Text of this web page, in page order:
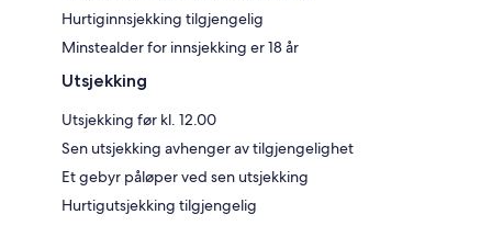
Hurtiginnsjekking tilgjengelig
Minstealder for innsjekking er 18 år
Utsjekking
Utsjekking før kl. 12.00
Sen utsjekking avhenger av tilgjengelighet
Et gebyr påløper ved sen utsjekking
Hurtigutsjekking tilgjengelig